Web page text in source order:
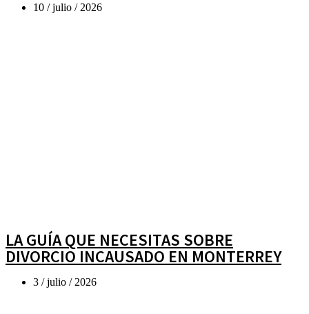
10 / julio / 2026
LA GUÍA QUE NECESITAS SOBRE
DIVORCIO INCAUSADO EN MONTERREY
3 / julio / 2026